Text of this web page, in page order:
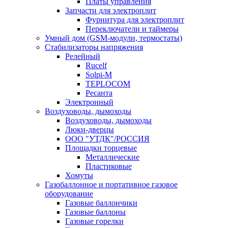
Запчасти для электроплит
Фурнитура для электроплит
Переключатели и таймеры
Умный дом (GSM-модули, термостаты)
Cтабилизаторы напряжения
Релейный
Rucelf
Solpi-M
TEPLOCOM
Ресанта
Электронный
Воздуховоды, дымоходы
Воздуховоды, дымоходы
Люки-дверцы
ООО "УТДК"/РОССИЯ
Площадки торцевые
Металлические
Пластиковые
Хомуты
Газобаллонное и портативное газовое
оборудование
Газовые баллончики
Газовые баллоны
Газовые горелки